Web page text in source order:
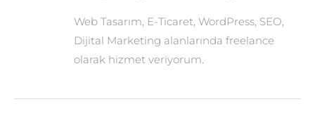
Web Tasarım, E-Ticaret, WordPress, SEO,
Dijital Marketing alanlarında freelance
olarak hizmet veriyorum.